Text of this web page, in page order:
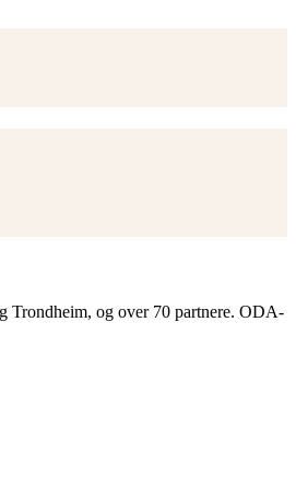
Trondheim, og over 70 partnere. ODA-